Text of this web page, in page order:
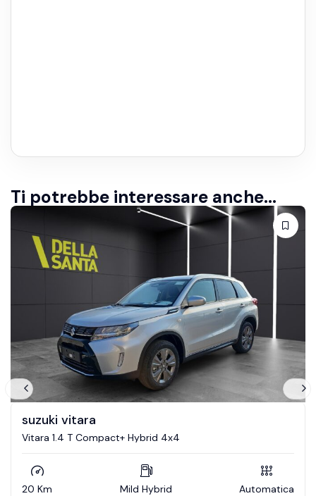
Ti potrebbe interessare anche...
suzuki vitara
Vitara 1.4 T Compact+ Hybrid 4x4
20 Km Mild Hybrid Automatica